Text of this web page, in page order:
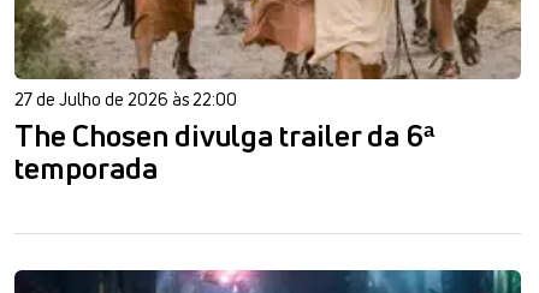
27 de Julho de 2026 às 22:00
The Chosen divulga trailer da 6ª
temporada